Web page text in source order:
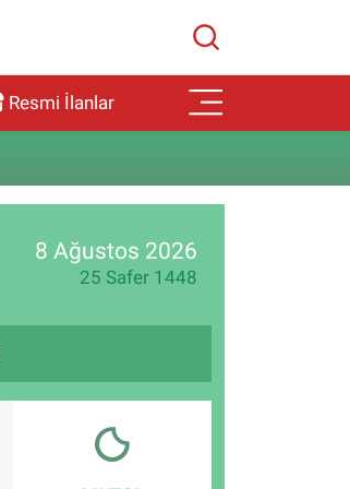
Resmi İlanlar
8 Ağustos 2026
25 Safer 1448